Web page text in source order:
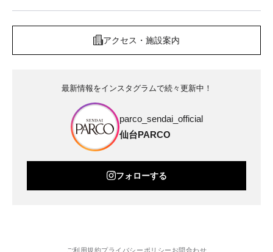
アクセス・施設案内
最新情報をインスタグラムで続々更新中！
parco_sendai_official
仙台PARCO
フォローする
ご利用規約プライバシーポリシー お問合わせ